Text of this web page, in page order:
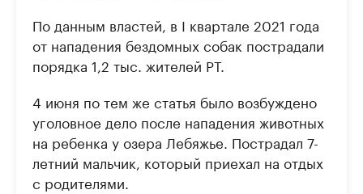
По данным властей, в I квартале 2021 года
от нападения бездомных собак пострадали
порядка 1,2 тыс. жителей РТ.
4 июня по тем же статья было возбуждено
уголовное дело после нападения животных
на ребенка у озера Лебяжье. Пострадал 7-
летний мальчик, который приехал на отдых
с родителями.